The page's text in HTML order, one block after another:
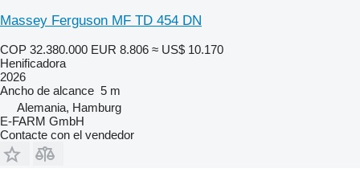
Massey Ferguson MF TD 454 DN
COP 32.380.000 EUR 8.806 ≈ US$ 10.170
Henificadora
2026
Ancho de alcance 5 m
Alemania, Hamburg
E-FARM GmbH
Contacte con el vendedor